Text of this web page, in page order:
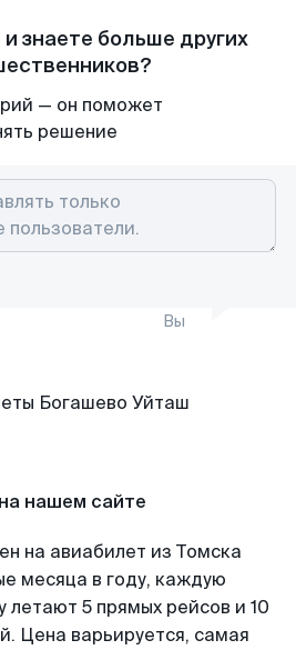
знаете больше других
— он поможет
решение
Вы
нашем сайте
на авиабилет из Томска
месяца в году, каждую
5 прямых рейсов и 10
Цена варьируется, самая